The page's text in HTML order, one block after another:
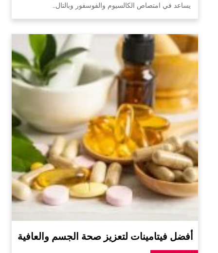
يساعد في امتصاص الكالسيوم والفوسفور وبالتال…
أفضل فيتامينات لتعزيز صحة الجسم والعافية